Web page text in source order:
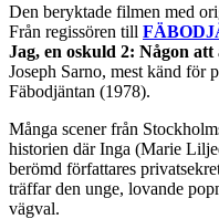
Den beryktade filmen med
Från regissören till
Jag, en oskuld 2: Någon att
Joseph Sarno, mest känd för
Fäbodjäntan (1978).
Många scener från
historien där Inga (Marie
berömd författares
träffar den unge, lovande
vägval.